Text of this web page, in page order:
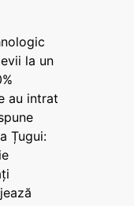
la un
au intrat
Țugui: